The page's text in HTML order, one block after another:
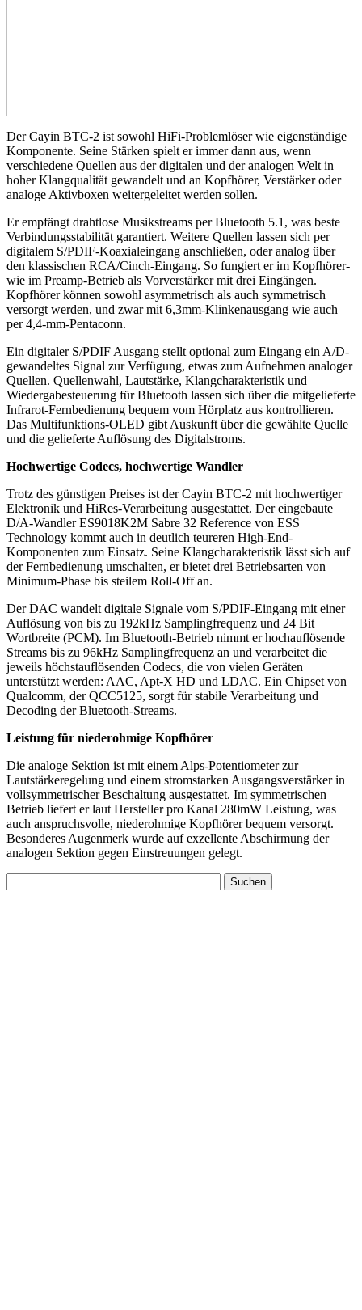
Der Cayin BTC-2 ist sowohl HiFi-Problemlöser wie eigenständige
Komponente. Seine Stärken spielt er immer dann aus, wenn
verschiedene Quellen aus der digitalen und der analogen Welt in
hoher Klangqualität gewandelt und an Kopfhörer, Verstärker oder
analoge Aktivboxen weitergeleitet werden sollen.
Er empfängt drahtlose Musikstreams per Bluetooth 5.1, was beste
Verbindungsstabilität garantiert. Weitere Quellen lassen sich per
digitalem S/PDIF-Koaxialeingang anschließen, oder analog über
den klassischen RCA/Cinch-Eingang. So fungiert er im Kopfhörer-
wie im Preamp-Betrieb als Vorverstärker mit drei Eingängen.
Kopfhörer können sowohl asymmetrisch als auch symmetrisch
versorgt werden, und zwar mit 6,3mm-Klinkenausgang wie auch
per 4,4-mm-Pentaconn.
Ein digitaler S/PDIF Ausgang stellt optional zum Eingang ein A/D-
gewandeltes Signal zur Verfügung, etwas zum Aufnehmen analoger
Quellen. Quellenwahl, Lautstärke, Klangcharakteristik und
Wiedergabesteuerung für Bluetooth lassen sich über die mitgelieferte
Infrarot-Fernbedienung bequem vom Hörplatz aus kontrollieren.
Das Multifunktions-OLED gibt Auskunft über die gewählte Quelle
und die gelieferte Auflösung des Digitalstroms.
Hochwertige Codecs, hochwertige Wandler
Trotz des günstigen Preises ist der Cayin BTC-2 mit hochwertiger
Elektronik und HiRes-Verarbeitung ausgestattet. Der eingebaute
D/A-Wandler ES9018K2M Sabre 32 Reference von ESS
Technology kommt auch in deutlich teureren High-End-
Komponenten zum Einsatz. Seine Klangcharakteristik lässt sich auf
der Fernbedienung umschalten, er bietet drei Betriebsarten von
Minimum-Phase bis steilem Roll-Off an.
Der DAC wandelt digitale Signale vom S/PDIF-Eingang mit einer
Auflösung von bis zu 192kHz Samplingfrequenz und 24 Bit
Wortbreite (PCM). Im Bluetooth-Betrieb nimmt er hochauflösende
Streams bis zu 96kHz Samplingfrequenz an und verarbeitet die
jeweils höchstauflösenden Codecs, die von vielen Geräten
unterstützt werden: AAC, Apt-X HD und LDAC. Ein Chipset von
Qualcomm, der QCC5125, sorgt für stabile Verarbeitung und
Decoding der Bluetooth-Streams.
Leistung für niederohmige Kopfhörer
Die analoge Sektion ist mit einem Alps-Potentiometer zur
Lautstärkeregelung und einem stromstarken Ausgangsverstärker in
vollsymmetrischer Beschaltung ausgestattet. Im symmetrischen
Betrieb liefert er laut Hersteller pro Kanal 280mW Leistung, was
auch anspruchsvolle, niederohmige Kopfhörer bequem versorgt.
Besonderes Augenmerk wurde auf exzellente Abschirmung der
analogen Sektion gegen Einstreuungen gelegt.